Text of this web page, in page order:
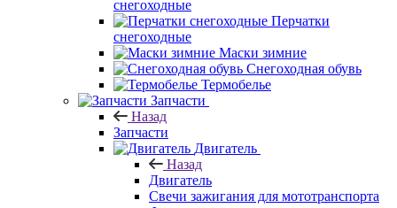
снегоходные
Перчатки
снегоходные
Маски зимние
Снегоходная обувь
Термобелье
Запчасти
Назад
Запчасти
Двигатель
Назад
Двигатель
Свечи зажигания для мототранспорта